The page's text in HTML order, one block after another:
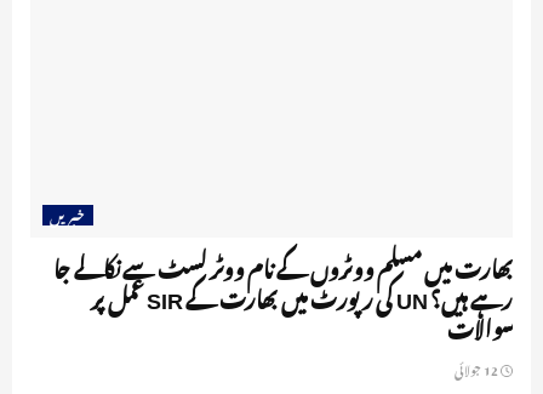
خبریں
بھارت میں مسلم ووٹروں کے نام ووٹر لسٹ سے نکالے جا
رہے ہیں؟ UN کی رپورٹ میں بھارت کے SIR عمل پر
سوالات